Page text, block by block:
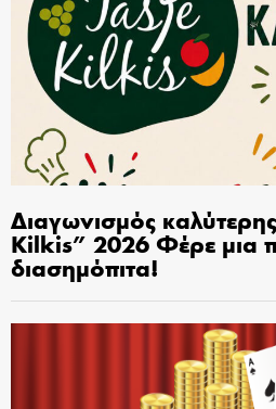
Διαγωνισμός
Kilkis” 2026 Φέρε μια
διασημόπιτα!